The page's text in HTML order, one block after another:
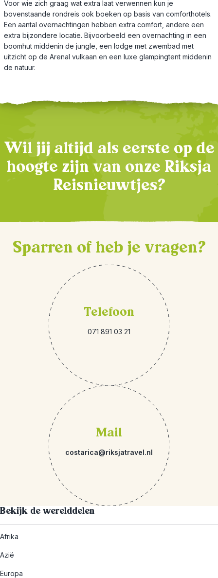
Voor wie zich graag wat extra laat verwennen kun je
bovenstaande rondreis ook boeken op basis van comforthotels.
Een aantal overnachtingen hebben extra comfort, andere een
extra bijzondere locatie. Bijvoorbeeld een overnachting in een
boomhut middenin de jungle, een lodge met zwembad met
uitzicht op de Arenal vulkaan en een luxe glampingtent middenin
de natuur.
Wil jij altijd als eerste op de
hoogte zijn van onze Riksja
Reisnieuwtjes?
Sparren of heb je vragen?
Telefoon
071 891 03 21
Mail
costarica@riksjatravel.nl
Bekijk de werelddelen
Afrika
Azië
Europa